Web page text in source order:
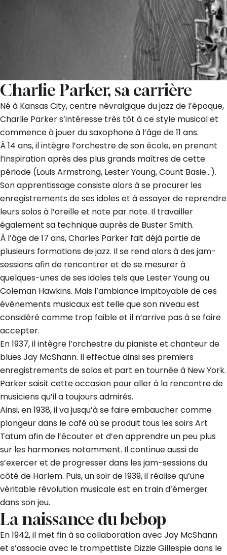
Charlie Parker, sa carrière
Né à Kansas City, centre névralgique du jazz de l’époque,
Charlie Parker s’intéresse très tôt à ce style musical et
commence à jouer du saxophone à l’âge de 11 ans.
À 14 ans, il intègre l’orchestre de son école, en prenant
l’inspiration après des plus grands maîtres de cette
période (Louis Armstrong, Lester Young, Count Basie…).
Son apprentissage consiste alors à se procurer les
enregistrements de ses idoles et à essayer de reprendre
leurs solos à l’oreille et note par note. Il travailler
également sa technique auprès de Buster Smith.
À l’âge de 17 ans, Charles Parker fait déjà partie de
plusieurs formations de jazz. Il se rend alors à des jam-
sessions afin de rencontrer et de se mesurer à
quelques-unes de ses idoles tels que Lester Young ou
Coleman Hawkins. Mais l’ambiance impitoyable de ces
événements musicaux est telle que son niveau est
considéré comme trop faible et il n’arrive pas à se faire
accepter.
En 1937, il intègre l’orchestre du pianiste et chanteur de
blues Jay McShann. Il effectue ainsi ses premiers
enregistrements de solos et part en tournée à New York.
Parker saisit cette occasion pour aller à la rencontre de
musiciens qu’il a toujours admirés.
Ainsi, en 1938, il va jusqu’à se faire embaucher comme
plongeur dans le café où se produit tous les soirs Art
Tatum afin de l’écouter et d’en apprendre un peu plus
sur les harmonies notamment. Il continue aussi de
s’exercer et de progresser dans les jam-sessions du
côté de Harlem. Puis, un soir de 1939, il réalise qu’une
véritable révolution musicale est en train d’émerger
dans son jeu.
La naissance du bebop
En 1942, il met fin à sa collaboration avec Jay McShann
et s’associe avec le trompettiste Dizzie Gillespie dans le